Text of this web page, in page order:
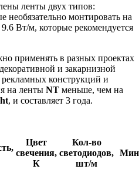
ленты двух типов:
монтировать на
Вт/м, которые рекомендуется
применять в разных проектах
и закарнизной
конструкций и
на ленты NT меньше, чем на
, и составляет 3 года.
Цвет
свечения,
К
Кол-во
светодиодов,
шт/м